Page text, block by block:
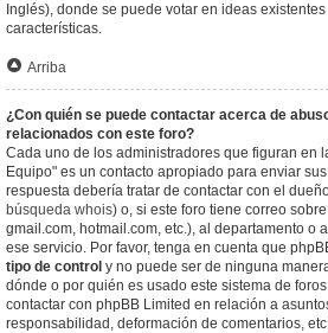
Inglés), donde se puede votar en ideas
características.
Arriba
¿Con quién se puede contactar acerca de
relacionados con este foro?
Cada uno de los administradores que figuran en
Equipo" es un contacto apropiado para enviar
respuesta debería tratar de contactar con el
búsqueda whois) o, si este foro tiene correo
gmail.com, hotmail.com, etc.), al departamento o
ese servicio. Por favor, tenga en cuenta que
tipo de control y no puede ser de ninguna
dónde o por quién es usado este sistema de
contactar con phpBB Limited en relación a
responsabilidad, deformación de comentarios,